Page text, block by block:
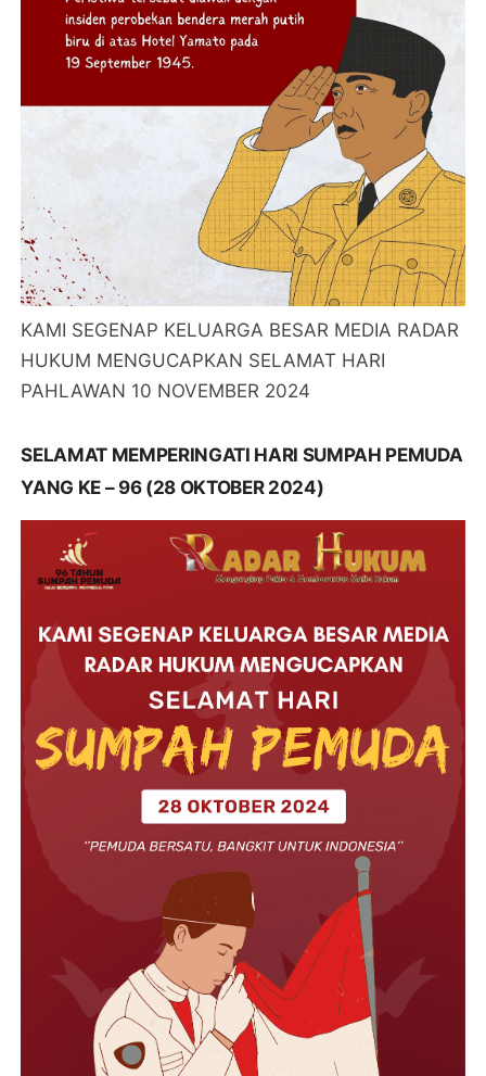
KAMI SEGENAP KELUARGA BESAR MEDIA RADAR
HUKUM MENGUCAPKAN SELAMAT HARI
PAHLAWAN 10 NOVEMBER 2024
SELAMAT MEMPERINGATI HARI SUMPAH PEMUDA
YANG KE – 96 (28 OKTOBER 2024)